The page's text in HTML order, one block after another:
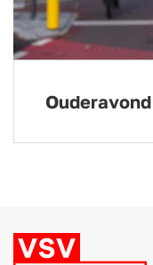
Ouderavond